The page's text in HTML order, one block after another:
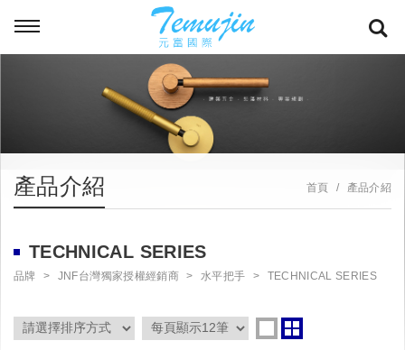
產品介紹 首頁 產品介紹
TECHNICAL SERIES
品牌 JNF台灣獨家授權經銷商 水平把手 TECHNICAL SERIES